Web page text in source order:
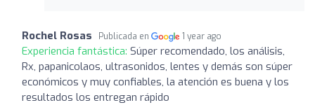
Rochel Rosas Publicada en 1 year ago
Experiencia fantástica: Súper recomendado, los análisis,
Rx, papanicolaos, ultrasonidos, lentes y demás son súper
económicos y muy confiables, la atención es buena y los
resultados los entregan rápido